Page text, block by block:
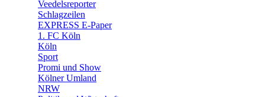
🛒 Shoppingwelt
Veedelsreporter
Schlagzeilen
EXPRESS E-Paper
1. FC Köln
Köln
Sport
Promi und Show
Kölner Umland
NRW